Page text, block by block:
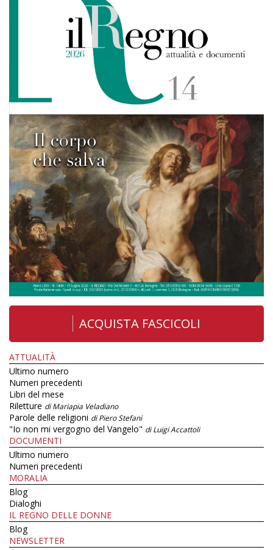
ACQUISTA FASCICOLI
ATTUALITÀ
Ultimo numero
Numeri precedenti
Libri del mese
Riletture di Mariapia Veladiano
Parole delle religioni di Piero Stefani
"Io non mi vergogno del Vangelo" di Luigi Accattoli
DOCUMENTI
Ultimo numero
Numeri precedenti
MORALIA
Blog
Dialoghi
IL REGNO DELLE DONNE
Blog
NEWSLETTER